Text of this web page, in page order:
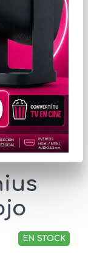
EN STOCK